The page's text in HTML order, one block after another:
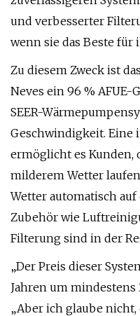
und verbesserter
wenn sie das Beste für
Zu diesem Zweck ist
Neves ein 96 % AFUE-
SEER-
Geschwindigkeit. Eine
ermöglicht es Kunden,
milderem Wetter
Wetter automatisch
Zubehör wie
Filterung sind in der
„Der Preis dieser
Jahren um mindestens
„Aber ich glaube nicht,